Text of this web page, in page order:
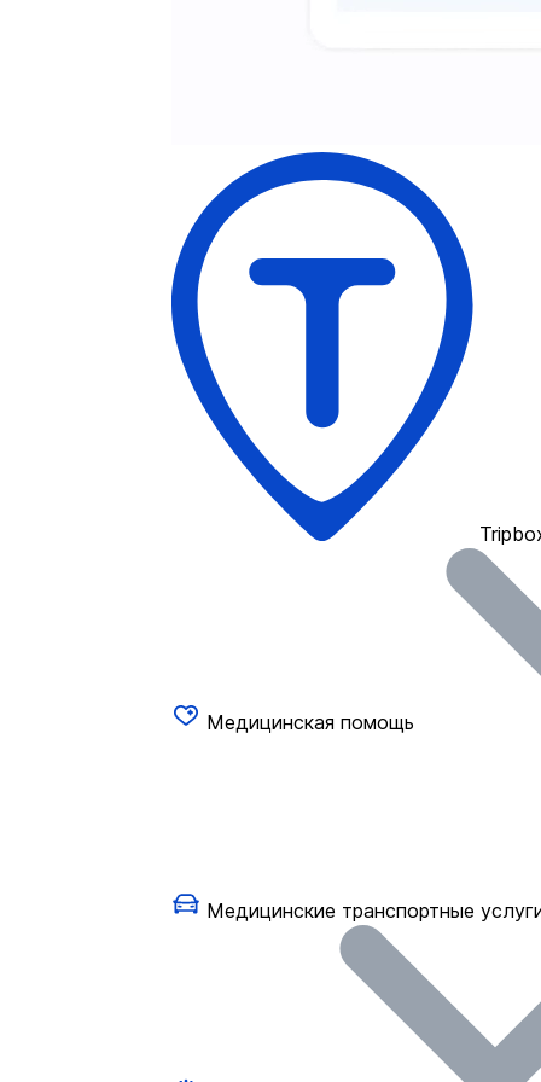
Медицинская помощь
Медицинские транспортные